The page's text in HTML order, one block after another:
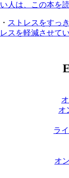
い人は、この本を
・ ストレスをすっ
レスを軽減させて
オ
ラ
オ